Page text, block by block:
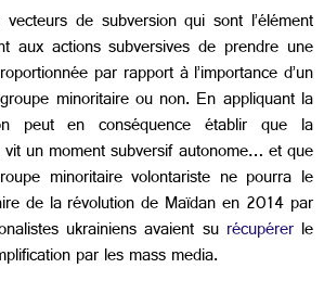
de subversion qui sont l’élément
aux actions subversives de prendre une
par rapport à l’importance d’un
minoritaire ou non. En appliquant la
peut en conséquence établir que la
un moment subversif autonome… et que
minoritaire volontariste ne pourra le
de la révolution de Maïdan en 2014 par
ukrainiens avaient su récupérerle
par les mass media.